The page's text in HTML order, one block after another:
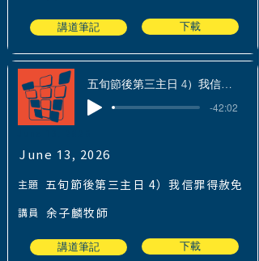
講道筆記 下載
五旬節後第三主日 4）我信罪得赦免
-42:02
June 13, 2026
主題 五旬節後第三主日 4）我信罪得赦免
講員 余子麟牧師
講道筆記 下載